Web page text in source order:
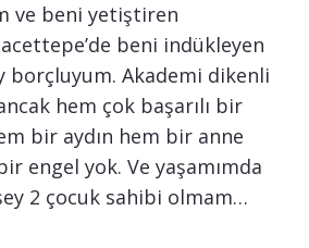
ve beni yetiştiren
beni indükleyen
borçluyum. Akademi dikenli
hem çok başarılı bir
bir aydın hem bir anne
engel yok. Ve yaşamımda
2 çocuk sahibi olmam…